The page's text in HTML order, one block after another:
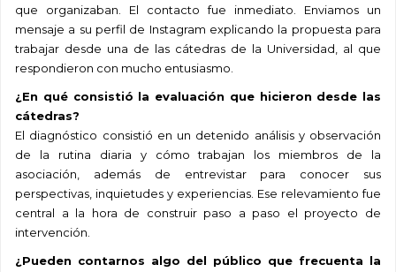
que organizaban. El contacto fue inmediato. Enviamos un
mensaje a su perfil de Instagram explicando la propuesta para
trabajar desde una de las cátedras de la Universidad, al que
respondieron con mucho entusiasmo.
¿En qué consistió la evaluación que hicieron desde las
cátedras?
El diagnóstico consistió en un detenido análisis y observación
de la rutina diaria y cómo trabajan los miembros de la
asociación, además de entrevistar para conocer sus
perspectivas, inquietudes y experiencias. Ese relevamiento fue
central a la hora de construir paso a paso el proyecto de
intervención.
¿Pueden contarnos algo del público que frecuenta la